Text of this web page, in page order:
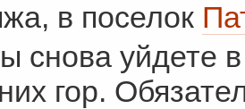
в поселок
снова уйдете
гор.